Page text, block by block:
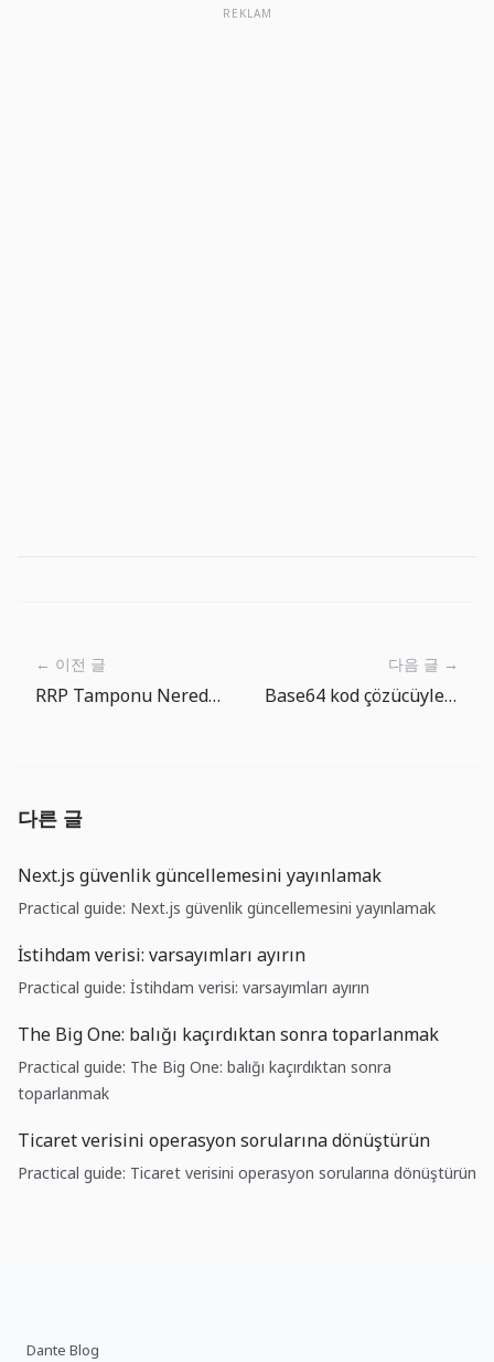
REKLAM
← 이전 글
RRP Tamponu Neredeyse Bos: Dolar Fonlama Riski Artik Piyasa Tesisatinda
다음 글 →
Base64 kod çözücüyle API yanıtını ve web kancası yükünü hızla kontrol edin
다른 글
Next.js güvenlik güncellemesini yayınlamak
Practical guide: Next.js güvenlik güncellemesini yayınlamak
İstihdam verisi: varsayımları ayırın
Practical guide: İstihdam verisi: varsayımları ayırın
The Big One: balığı kaçırdıktan sonra toparlanmak
Practical guide: The Big One: balığı kaçırdıktan sonra
toparlanmak
Ticaret verisini operasyon sorularına dönüştürün
Practical guide: Ticaret verisini operasyon sorularına dönüştürün
Dante Blog